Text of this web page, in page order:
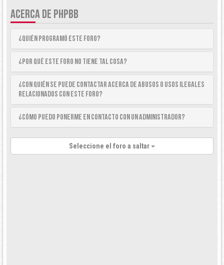
ACERCA DE PHPBB
¿Quién programó este foro?
¿Por qué este foro no tiene tal cosa?
¿Con quién se puede contactar acerca de abusos o usos ilegales
relacionados con este foro?
¿Cómo puedo ponerme en contacto con un Administrador?
Seleccione el foro a saltar